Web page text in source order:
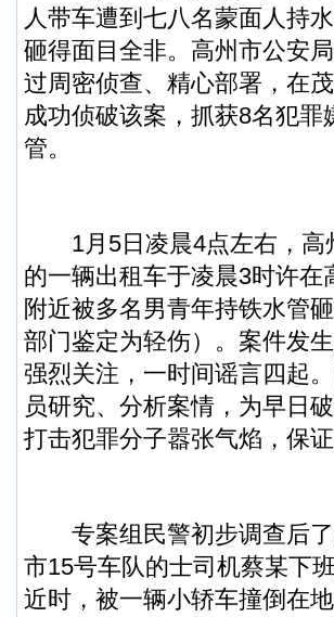
人带车遭到七八名蒙面人持
砸得面目全非。高州市公安
过周密侦查、精心部署，在
成功侦破该案，抓获8名犯
管。
1月5日凌晨4点左右，高
的一辆出租车于凌晨3时许
附近被多名男青年持铁水管
部门鉴定为轻伤）。案件发
强烈关注，一时间谣言四起
员研究、分析案情，为早日
打击犯罪分子嚣张气焰，保
专案组民警初步调查后了
市15号车队的士司机蔡某下
近时，被一辆小轿车撞倒在